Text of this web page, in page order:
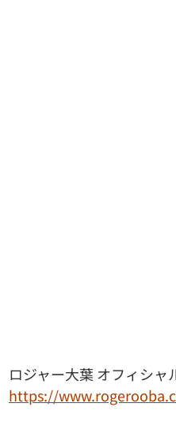
ロジャー大葉 オフィシャ
https://